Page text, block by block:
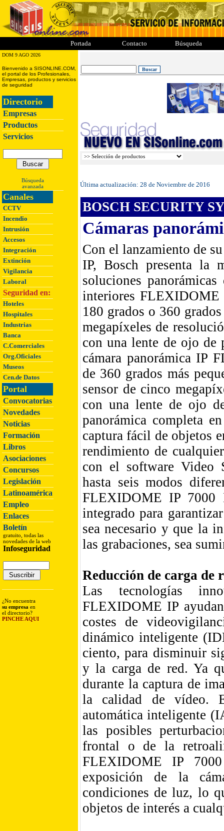
Portada Contacto Búsqueda
DOM 9 AGO 2026
Bienvenido a SISONLINE.COM,
el portal de los Profesionales,
Empresas, productos y servicios
de seguridad
Directorio
Empresas
Productos
Servicios
Búsqueda
avanzada
Canales
CCTV
Incendio
Intrusión
Accesos
Integración
Extinción
Vigilancia
Laboral
Seguridad en:
Hoteles
Hospitales
Industrias
Banca
C.Comerciales
Org.Oficiales
Museos
Cen.de Datos
Portal
Convocatorias
Novedades
Noticias
Formación
Libros
Asociaciones
Concursos
Legislación
Latinoamérica
Empleo
Enlaces
Boletín
gratuito, todas las
novedades de la web
Infoseguridad
¿No encuentra
su empresa en
el directorio?
PINCHE AQUI
Última actualización: 28 de Noviembre de 2016
BOSCH SECURITY
Cámaras
Con el lanzamiento de
IP, Bosch presenta la
soluciones
interiores FLEXIDOME
180 grados o 360
megapíxeles de
con una lente de ojo de
cámara panorámica IP
de 360 grados más
sensor de cinco
con una lente de ojo
panorámica completa
captura fácil de objetos
rendimiento de
con el software Video
hasta seis modos
FLEXIDOME IP 7000
integrado para
sea necesario y que la
las grabaciones, sea
Reducción de carga de
Las tecnologías
FLEXIDOME IP
costes de
dinámico inteligente
ciento, para disminuir
y la carga de red. Ya
durante la captura de
la calidad de vídeo.
automática inteligente
las posibles
frontal o de la
FLEXIDOME IP
exposición de la
condiciones de luz, lo
objetos de interés a